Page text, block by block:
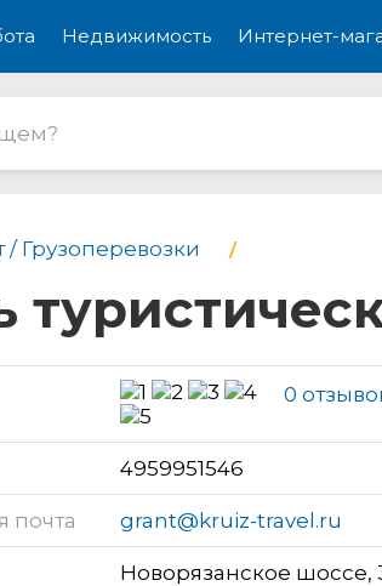
Недвижимость Интернет-
/ Грузоперевозки
0
4959951546
почта grant@kruiz-travel.ru
Новорязанское шоссе,